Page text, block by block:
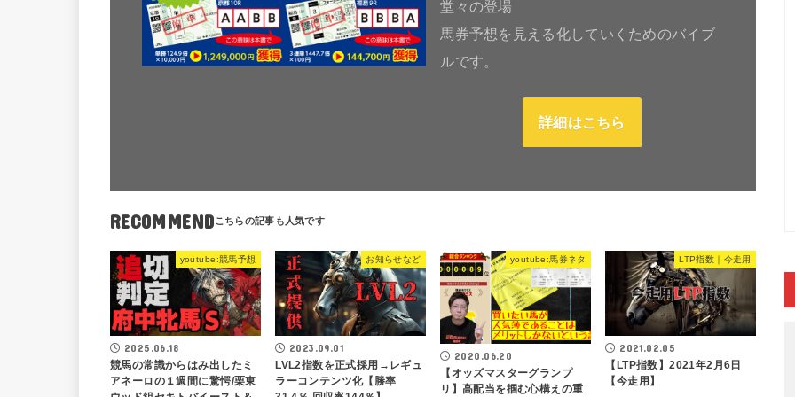
堂々の登場
馬券予想を見える化していくためのバイブ
ルです。
詳細はこちら
RECOMMEND
youtube:競馬予想
2025.06.18
競馬の常識からはみ出したミ
アネーロの１週間に驚愕/栗東
お知らせなど
2023.09.01
LVL2指数を正式採用→レギュ
ラーコンテンツ化【勝率
youtube:馬券ネタ
2020.06.20
【オッズマスターグランプ
リ】高配当を掴む心構えの重
LTP指数｜今走用
2021.02.05
【LTP指数】2021年2月6日
【今走用】